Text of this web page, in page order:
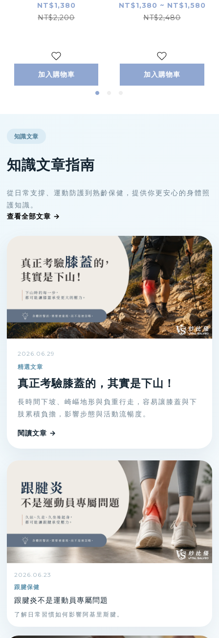
NT$1,380
NT$2,200
加入購物車
NT$1,380 ~ NT$1,580
NT$2,480
加入購物車
知識文章
知識文章指南
從日常支撐、運動防護到熟齡保健，提供你更安心的身體照
護知識。
查看全部文章 →
2026.06.29
精選文章
真正考驗膝蓋的，其實是下山！
長時間下坡、崎嶇地形與負重行走，容易讓膝蓋與下
肢累積負擔，影響步態與活動流暢度。
閱讀文章 →
2026.06.23
跟腱保健
跟腱炎不是運動員專屬問題
了解日常習慣如何影響阿基里斯腱。